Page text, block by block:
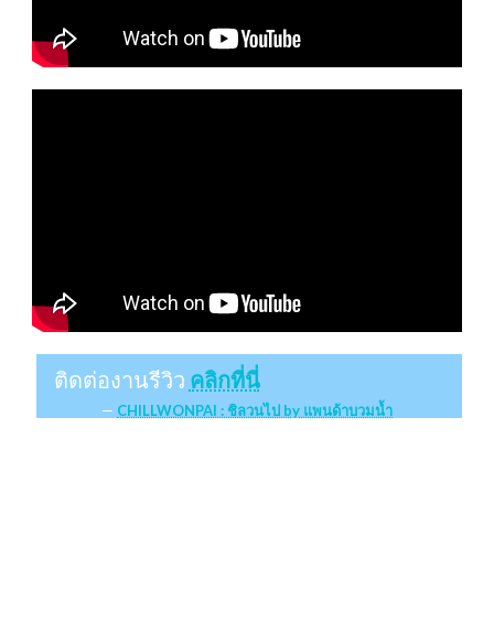
ติดต่องานรีวิว คลิกที่นี่
CHILLWONPAI : ชิลวนไป by แพนด้าบวมน้ำ